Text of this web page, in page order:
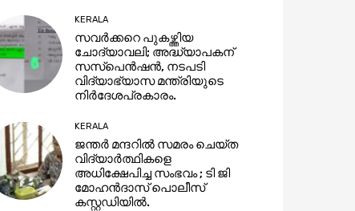
KERALA
സവര്‍ക്കറെ പുകഴ്ത്തിയ
ചോദ്യാവലി; അദ്ധ്യാപകന്
സസ്‌പെൻഷൻ, നടപടി
വിദ്യാഭ്യാസ മന്ത്രിയുടെ
നിര്‍ദേശപ്രകാരം.
KERALA
ജന്തര്‍ മന്ദറില്‍ സമരം ചെയ്ത
വിദ്യാര്‍ത്ഥികളെ
അധിക്ഷേപിച്ച സംഭവം ; ടി ജി
മോഹൻദാസ് പൊലീസ്
കസ്റ്റഡിയില്‍.